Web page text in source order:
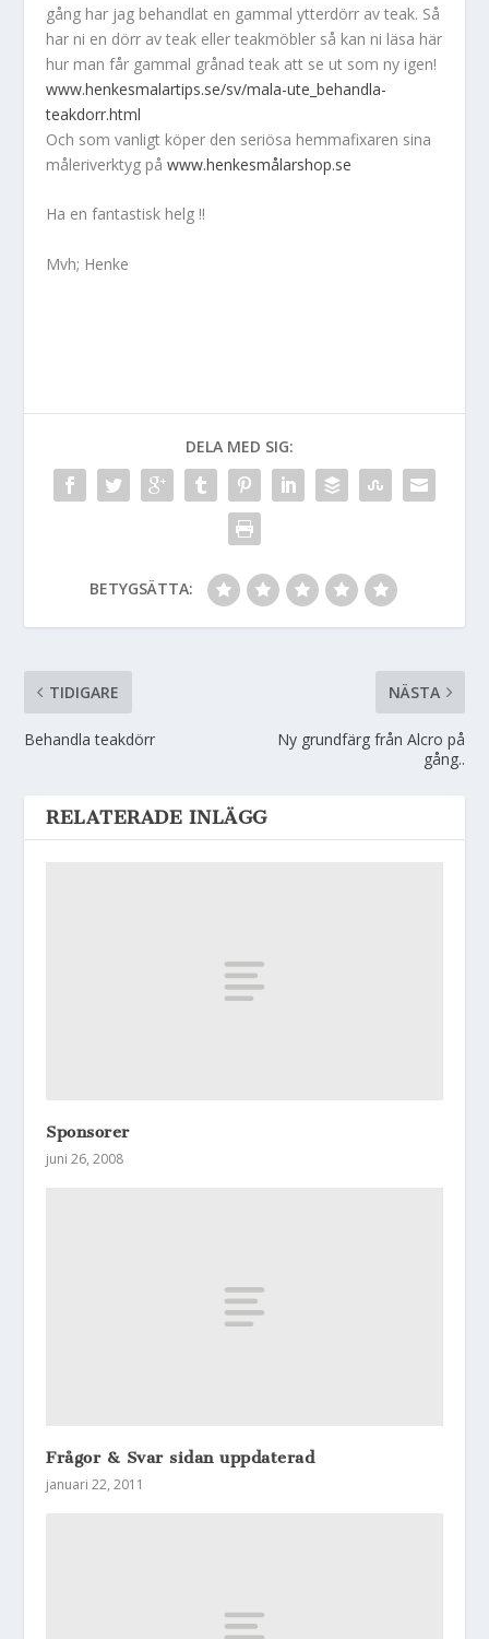
gång har jag behandlat en gammal ytterdörr av teak. Så
har ni en dörr av teak eller teakmöbler så kan ni läsa här
hur man får gammal grånad teak att se ut som ny igen!
www.henkesmalartips.se/sv/mala-ute_behandla-
teakdorr.html
Och som vanligt köper den seriösa hemmafixaren sina
måleriverktyg påwww.henkesmålarshop.se
Ha en fantastisk helg !!
Mvh; Henke
DELA MED SIG:
BETYGSÄTTA:
TIDIGARE
Behandla teakdörr
NÄSTA
Ny grundfärg från Alcro på
gång..
RELATERADE INLÄGG
Sponsorer
juni 26, 2008
Frågor & Svar sidan uppdaterad
januari 22, 2011